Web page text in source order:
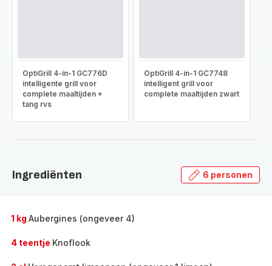
OptiGrill 4-in-1 GC776D
intelligente grill voor
complete maaltijden +
tang rvs
OptiGrill 4-in-1 GC7748
intelligent grill voor
complete maaltijden zwart
Ingrediënten 6 personen
1 kg Aubergines (ongeveer 4)
4 teentje Knoflook